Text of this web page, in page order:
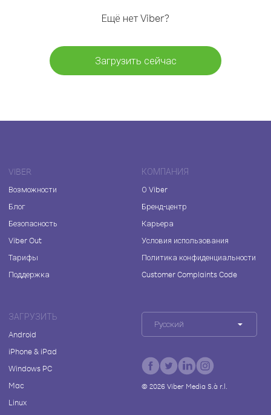
Ещё нет Viber?
Загрузить сейчас
VIBER
Возможности
Блог
Безопасность
Viber Out
Тарифы
Поддержка
КОМПАНИЯ
О Viber
Бренд-центр
Карьера
Условия использования
Политика конфиденциальности
Customer Complaints Code
ЗАГРУЗИТЬ
Android
iPhone & iPad
Windows PC
Mac
Linux
Русский
© 2026Viber Media S.à r.l.